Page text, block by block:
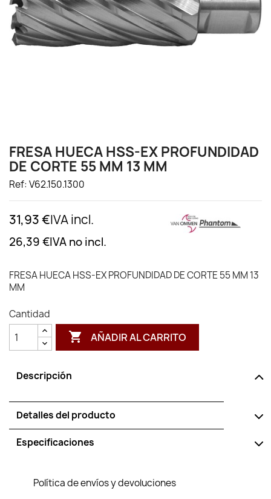
FRESA HUECA HSS-EX PROFUNDIDAD
DE CORTE 55 MM 13 MM
Ref: V62.150.1300
31,93 €IVA incl.
26,39 €IVA no incl.
FRESA HUECA HSS-EX PROFUNDIDAD DE CORTE 55 MM 13
MM
Cantidad
 AÑADIR AL CARRITO
Descripción
Detalles del producto
Especificaciones
Política de envíos y devoluciones